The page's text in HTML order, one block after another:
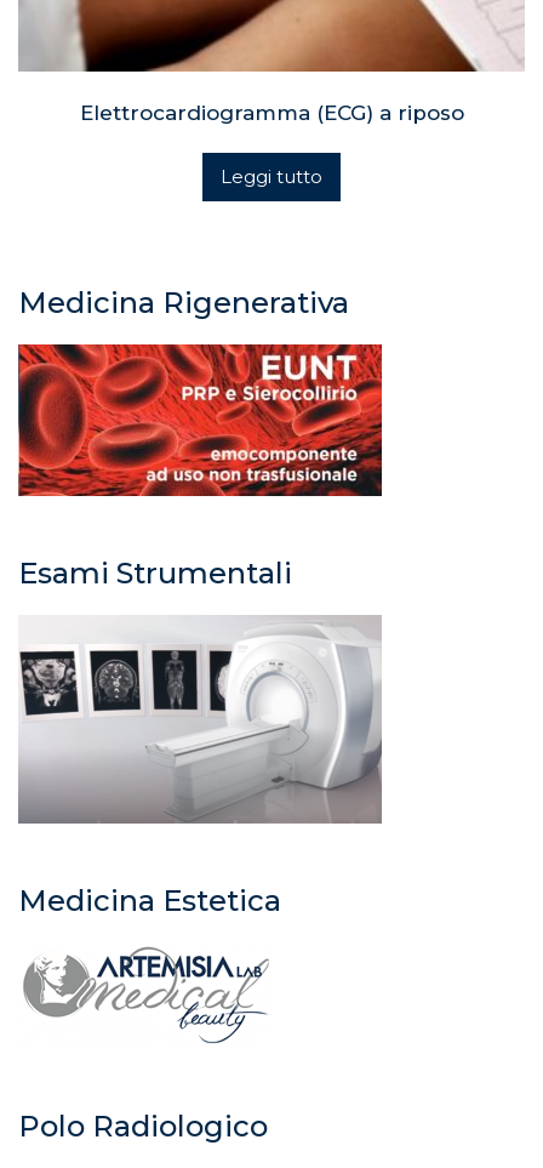
Elettrocardiogramma (ECG) a riposo
Leggi tutto
Medicina Rigenerativa
Esami Strumentali
Medicina Estetica
Polo Radiologico